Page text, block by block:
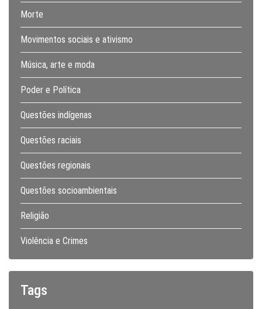
Morte
Movimentos sociais e ativismo
Música, arte e moda
Poder e Política
Questões indígenas
Questões raciais
Questões regionais
Questões socioambientais
Religião
Violência e Crimes
Tags